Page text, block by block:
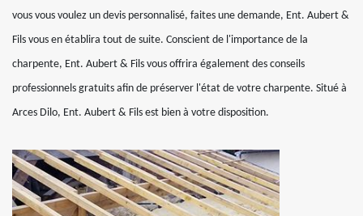
vous vous voulez un devis personnalisé, faites une demande, Ent. Aubert &
Fils vous en établira tout de suite. Conscient de l'importance de la
charpente, Ent. Aubert & Fils vous offrira également des conseils
professionnels gratuits afin de préserver l'état de votre charpente. Situé à
Arces Dilo, Ent. Aubert & Fils est bien à votre disposition.